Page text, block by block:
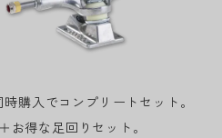
購入でコンプリートセット。
お得な足回りセット。